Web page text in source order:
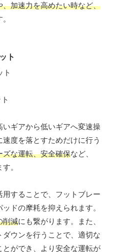
加速力を高めたい時など、
ト
ギアから低いギアへ変速操
度を落とすためだけに行う
ズな運転、安全確保など、
。
することで、フットブレー
ドの摩耗を抑えられます。
削減にも繋がります。また、
ウンを行うことで、適切な
ができ、より安全な運転が